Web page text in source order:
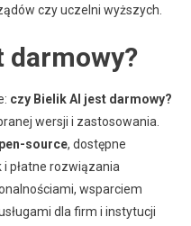
czy uczelni wyższych.
darmowy?
czy Bielik AI jest darmowy?
wersji i zastosowania.
source, dostępne
i płatne rozwiązania
wsparciem
dla firm i instytucji